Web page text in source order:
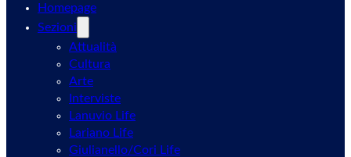
Homepage
Sezioni
Attualità
Cultura
Arte
Interviste
Lanuvio Life
Lariano Life
Giulianello/Cori Life